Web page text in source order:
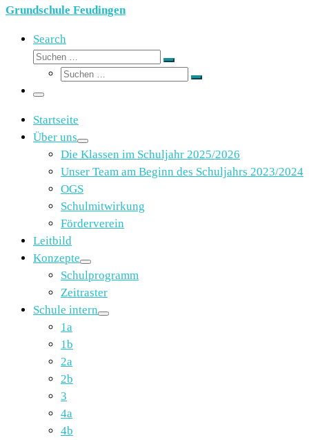
Grundschule Feudingen
Search
Suche
Suchen …
Suche
Suchen …
Menü
Startseite
Über uns
Die Klassen im Schuljahr 2025/2026
Unser Team am Beginn des Schuljahrs 2023/2024
OGS
Schulmitwirkung
Förderverein
Leitbild
Konzepte
Schulprogramm
Zeitraster
Schule intern
1a
1b
2a
2b
3
4a
4b